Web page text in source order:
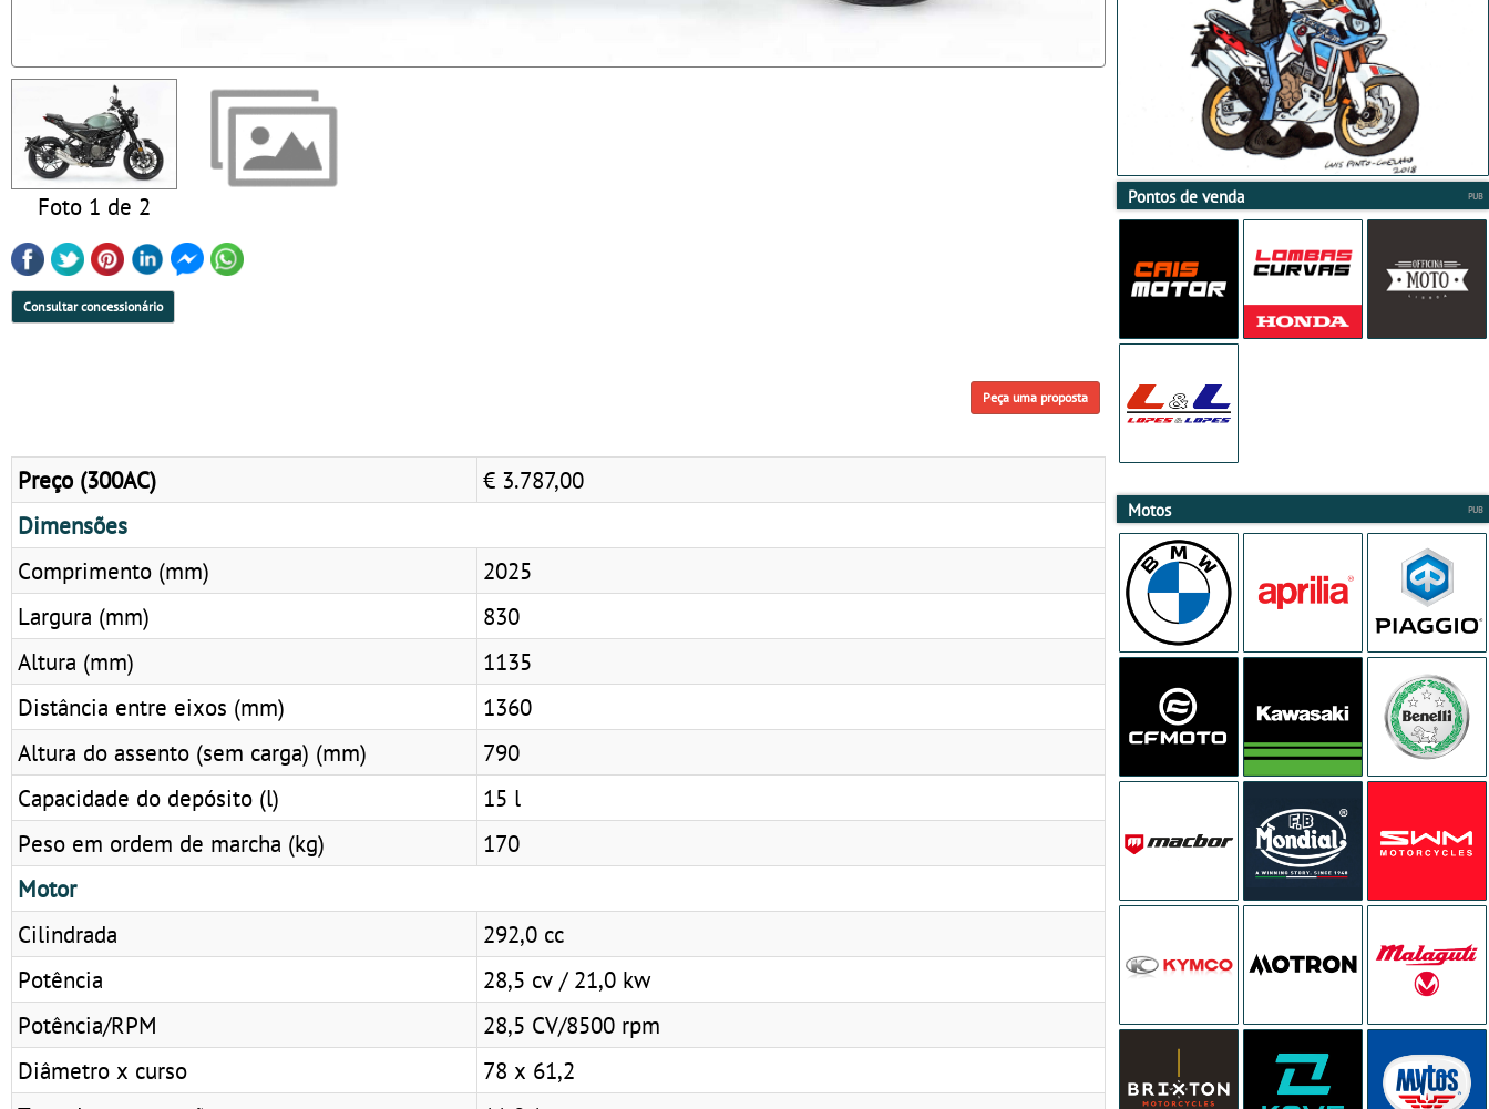
Foto 1 de 2
Consultar concessionário
Peça uma proposta
Preço (300AC)
€ 3.787,00
Dimensões
Comprimento (mm)
2025
Largura (mm)
830
Altura (mm)
1135
Distância entre eixos (mm)
1360
Altura do assento (sem carga) (mm)
790
Capacidade do depósito (l)
15 l
Peso em ordem de marcha (kg)
170
Motor
Cilindrada
292,0 cc
Potência
28,5 cv / 21,0 kw
Potência/RPM
28,5 CV/8500 rpm
Diâmetro x curso
78 x 61,2
Pontos de venda
Motos